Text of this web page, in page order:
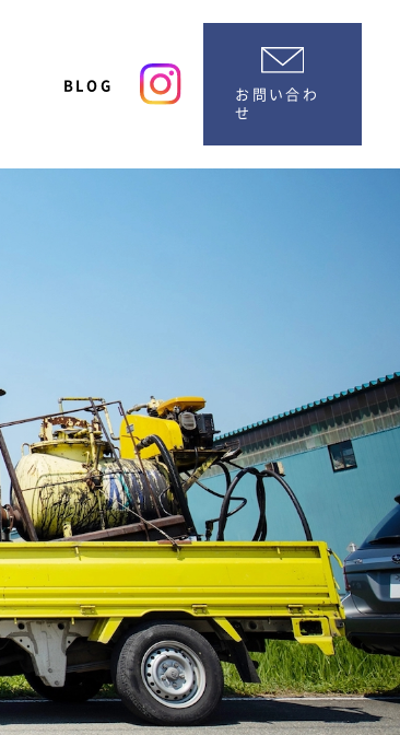
BLOG
お問い合わ
せ